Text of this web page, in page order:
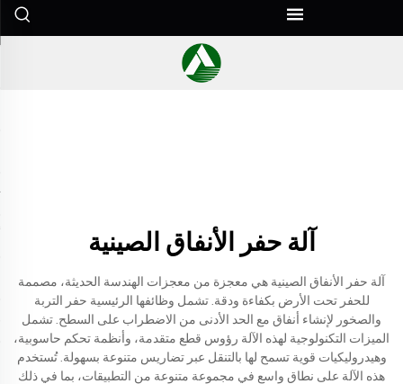
آلة حفر الأنفاق الصينية
آلة حفر الأنفاق الصينية هي معجزة من معجزات الهندسة الحديثة، مصممة
للحفر تحت الأرض بكفاءة ودقة. تشمل وظائفها الرئيسية حفر التربة
والصخور لإنشاء أنفاق مع الحد الأدنى من الاضطراب على السطح. تشمل
الميزات التكنولوجية لهذه الآلة رؤوس قطع متقدمة، وأنظمة تحكم حاسوبية،
وهيدروليكيات قوية تسمح لها بالتنقل عبر تضاريس متنوعة بسهولة. تُستخدم
هذه الآلة على نطاق واسع في مجموعة متنوعة من التطبيقات، بما في ذلك